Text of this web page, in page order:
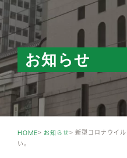
お知らせ
HOME お知らせ
新型コロナウイ
い。